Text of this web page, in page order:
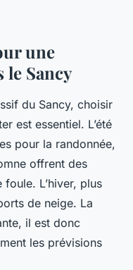
une
le Sancy
du Sancy, choisir
est essentiel. L’été
pour la randonnée,
offrent des
L’hiver, plus
de neige. La
il est donc
les prévisions